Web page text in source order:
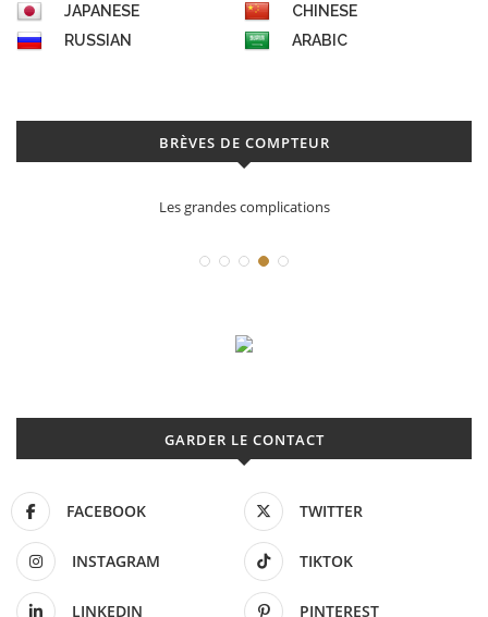
JAPANESE
CHINESE
RUSSIAN
ARABIC
BRÈVES DE COMPTEUR
Les grandes complications
GARDER LE CONTACT
FACEBOOK TWITTER
INSTAGRAM TIKTOK
LINKEDIN PINTEREST